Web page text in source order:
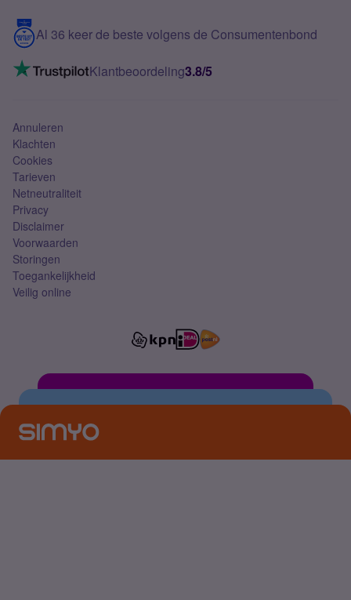
5G internet
Mobiel internet
Mobiel abonnement
Contact
VoLTE 4G bellen
Al 36 keer de beste volgens de Consumentenbond
Klantbeoordeling3.8/5
Annuleren
Klachten
Cookies
Tarieven
Netneutraliteit
Privacy
Disclaimer
Voorwaarden
Storingen
Toegankelijkheid
Veilig online